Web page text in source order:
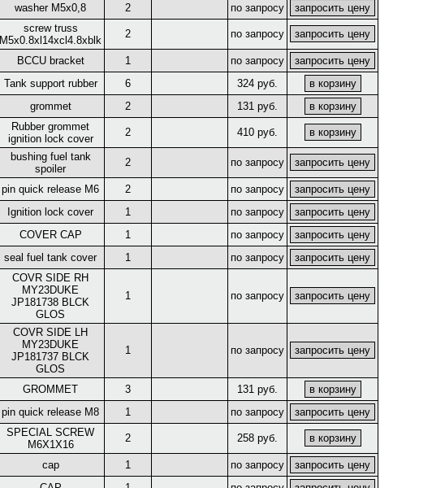
washer M5x0,8 2 по запросу
screw truss
M5x0.8xl14xcl4.8xblk
2 по запросу
BCCU bracket 1
по запросу
Tank support rubber 6
324 руб.
grommet 2 131 руб.
Rubber grommet
ignition lock cover
2 410 руб.
bushing fuel tank
spoiler
2 по запросу
pin quick release M6 2
по запросу
Ignition lock cover 1
по запросу
COVER CAP 1
по запросу
seal fuel tank cover 1 по запросу
COVR SIDE RH
MY23DUKE
JP181738 BLCK
GLOS
1 по запросу
COVR SIDE LH
MY23DUKE
JP181737 BLCK
GLOS
1 по запросу
GROMMET 3
131 руб.
pin quick release M8 1 по запросу
SPECIAL SCREW
M6X1X16
2 258 руб.
cap 1
по запросу